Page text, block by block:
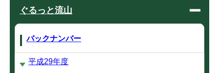
ぐるっと流山
バックナンバー
平成29年度